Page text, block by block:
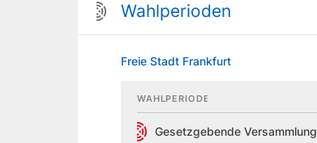
Wahlperioden
Freie Stadt Frankfurt
WAHLPERIODE
Gesetzgebende Versammlung